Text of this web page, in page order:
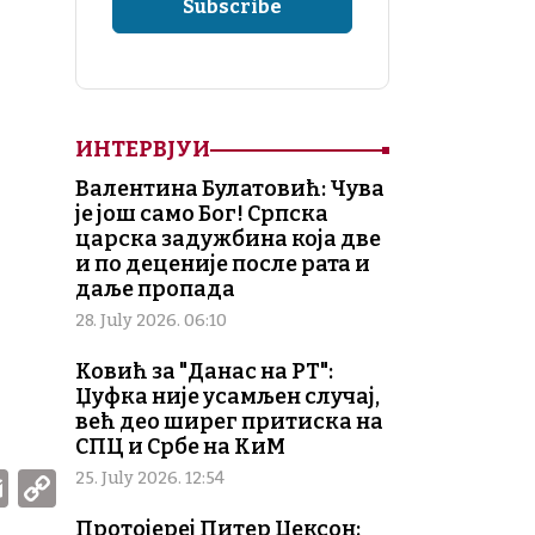
E
C
o
ИНТЕРВЈУИ
Валентина Булатовић: Чува
је још само Бог! Српска
царска задужбина која две
и по деценије после рата и
даље пропада
28. July 2026. 06:10
Ковић за "Данас на РТ":
Џуфка није усамљен случај,
већ део ширег притиска на
СПЦ и Србе на КиМ
25. July 2026. 12:54
Протојереј Питер Џексон: